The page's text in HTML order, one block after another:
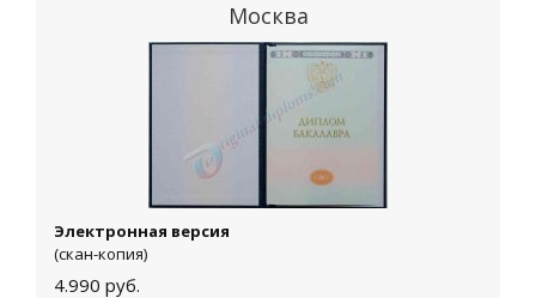
Москва
Электронная версия
(скан-копия)
4.990 руб.